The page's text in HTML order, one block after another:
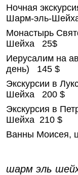
Ночная
Шарм-эль-
Mонастырь
Шейха 25$
Иерусалим на
день) 145 $
Экскурсии в
Шейха 200 $
Экскурсия в
Шейха 210 $
Ванны Моисея,
шарм эль